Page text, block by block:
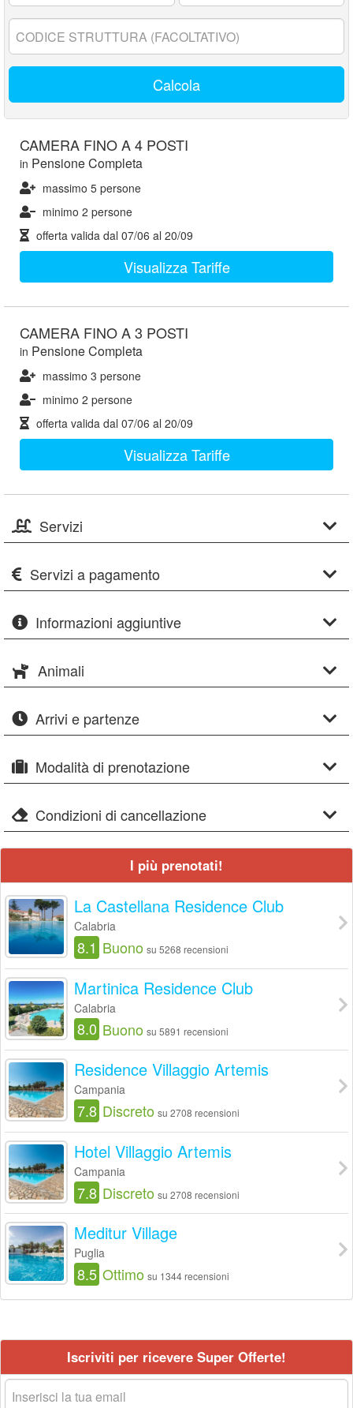
17
Codice
struttura:
Calcola
CAMERA FINO A 4 POSTI
in Pensione Completa
massimo 5 persone
minimo 2 persone
offerta valida dal 07/06 al 20/09
Visualizza Tariffe
CAMERA FINO A 3 POSTI
in Pensione Completa
massimo 3 persone
minimo 2 persone
offerta valida dal 07/06 al 20/09
Visualizza Tariffe
Servizi
Servizi a pagamento
Informazioni aggiuntive
Animali
Arrivi e partenze
Modalità di prenotazione
Condizioni di cancellazione
I più prenotati!
La Castellana Residence Club
Calabria
8.1 Buono su 5268 recensioni
Martinica Residence Club
Calabria
8.0 Buono su 5891 recensioni
Residence Villaggio Artemis
Campania
7.8 Discreto su 2708 recensioni
Hotel Villaggio Artemis
Campania
7.8 Discreto su 2708 recensioni
Meditur Village
Puglia
8.5 Ottimo su 1344 recensioni
Iscriviti per ricevere Super Offerte!
La
tua